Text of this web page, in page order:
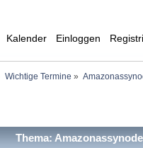
Kalender Einloggen
Wichtige Termine »
Thema: